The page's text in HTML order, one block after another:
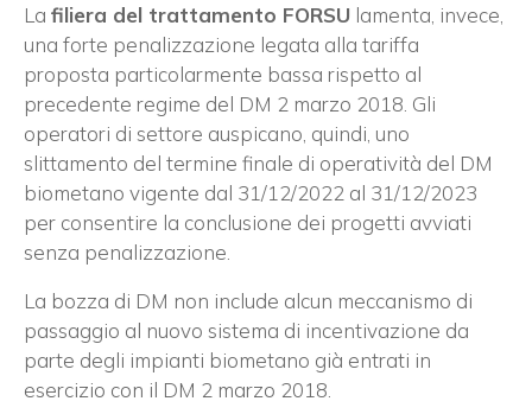
La filiera del trattamento FORSU lamenta, invece,
una forte penalizzazione legata alla tariffa
proposta particolarmente bassa rispetto al
precedente regime del DM 2 marzo 2018. Gli
operatori di settore auspicano, quindi, uno
slittamento del termine finale di operatività del DM
biometano vigente dal 31/12/2022 al 31/12/2023
per consentire la conclusione dei progetti avviati
senza penalizzazione.
La bozza di DM non include alcun meccanismo di
passaggio al nuovo sistema di incentivazione da
parte degli impianti biometano già entrati in
esercizio con il DM 2 marzo 2018.